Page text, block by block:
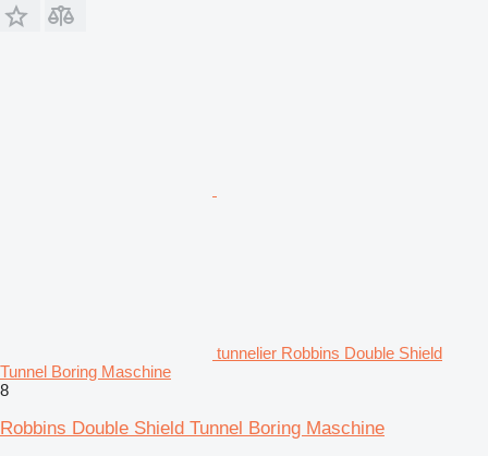
tunnelier Robbins Double Shield
Tunnel Boring Maschine
8
Robbins Double Shield Tunnel Boring Maschine